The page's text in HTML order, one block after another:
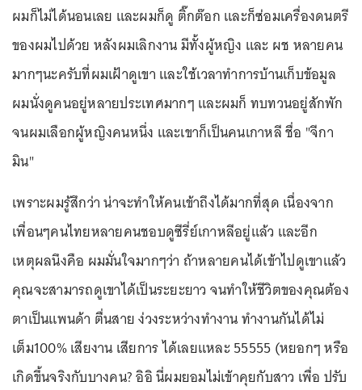
ผมก็ไม่ได้นอนเลย และผมก็ดู ติ๊กต๊อก และก็ซ่อมเครื่องดนตรี
ของผมไปด้วย หลังผมเลิกงาน มีทั้งผู้หญิง และ ผช หลายคน
มากๆนะครับที่ผมเฝ้าดูเขา และใช้เวลาทำการบ้านเก็บข้อมูล
ผมนั่งดูคนอยู่หลายประเทศมากๆ และผมก็ ทบทวนอยู่สักพัก
จนผมเลือกผู้หญิงคนหนึ่ง และเขาก็เป็นคนเกาหลี ชื่อ "จีกา
มิน"
เพราะผมรู้สึกว่า น่าจะทำให้คนเข้าถึงได้มากที่สุด เนื่องจาก
เพื่อนๆคนไทยหลายคนชอบดูซีรี่ย์เกาหลีอยู่แล้ว และอีก
เหตุผลนึงคือ ผมมั่นใจมากๆว่า ถ้าหลายคนได้เข้าไปดูเขาแล้ว
คุณจะสามารถดูเขาได้เป็นระยะยาว จนทำให้ชีวิตของคุณต้อง
ตาเป็นแพนด้า ตื่นสาย ง่วงระหว่างทำงาน ทำงานกันได้ไม่
เต็ม100% เสียงาน เสียการ ได้เลยแหละ 55555 (หยอกๆ หรือ
เกิดขึ้นจริงกับบางคน? อิอิ นี่ผมยอมไม่เข้าคุยกับสาว เพื่อ ปรับ